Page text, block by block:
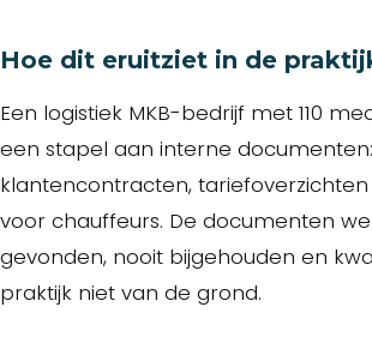
Hoe dit eruitziet in de
Een logistiek MKB-bedrijf met 110
een stapel aan interne
klantencontracten, tariefoverzichten
voor chauffeurs. De documenten
gevonden, nooit bijgehouden en
praktijk niet van de grond.